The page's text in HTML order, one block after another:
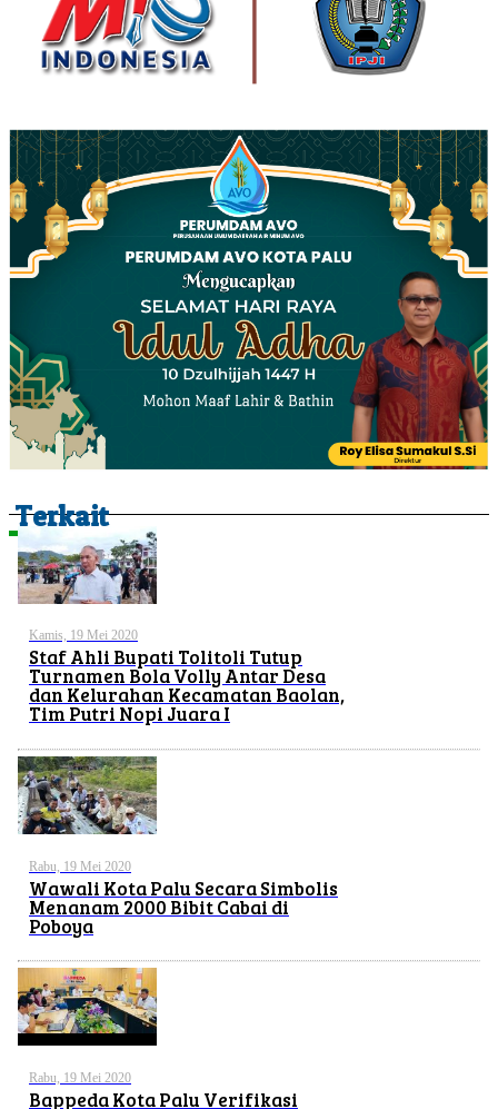
Terkait
Kamis, 19 Mei 2020
Staf Ahli Bupati Tolitoli Tutup
Turnamen Bola Volly Antar Desa
dan Kelurahan Kecamatan Baolan,
Tim Putri Nopi Juara I
Rabu, 19 Mei 2020
Wawali Kota Palu Secara Simbolis
Menanam 2000 Bibit Cabai di
Poboya
Rabu, 19 Mei 2020
Bappeda Kota Palu Verifikasi